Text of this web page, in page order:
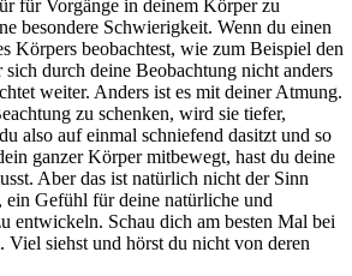
für Vorgänge in deinem Körper zu
besondere Schwierigkeit. Wenn du einen
Körpers beobachtest, wie zum Beispiel den
durch deine Beobachtung nicht anders
weiter. Anders ist es mit deiner Atmung.
zu schenken, wird sie tiefer,
also auf einmal schniefend dasitzt und so
ganzer Körper mitbewegt, hast du deine
Aber das ist natürlich nicht der Sinn
ein Gefühl für deine natürliche und
entwickeln. Schau dich am besten Mal bei
Viel siehst und hörst du nicht von deren